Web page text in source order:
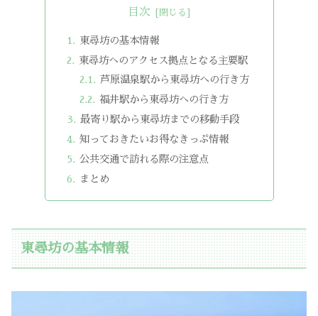
目次
東尋坊の基本情報
東尋坊へのアクセス拠点となる主要駅
芦原温泉駅から東尋坊への行き方
福井駅から東尋坊への行き方
最寄り駅から東尋坊までの移動手段
知っておきたいお得なきっぷ情報
公共交通で訪れる際の注意点
まとめ
東尋坊の基本情報